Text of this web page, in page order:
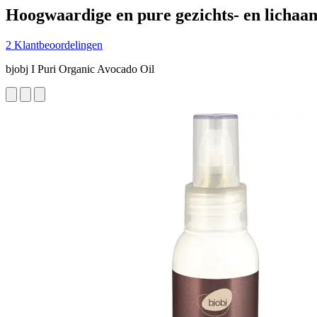
Hoogwaardige en pure gezichts- en
2 Klantbeoordelingen
bjobj I Puri Organic Avocado Oil